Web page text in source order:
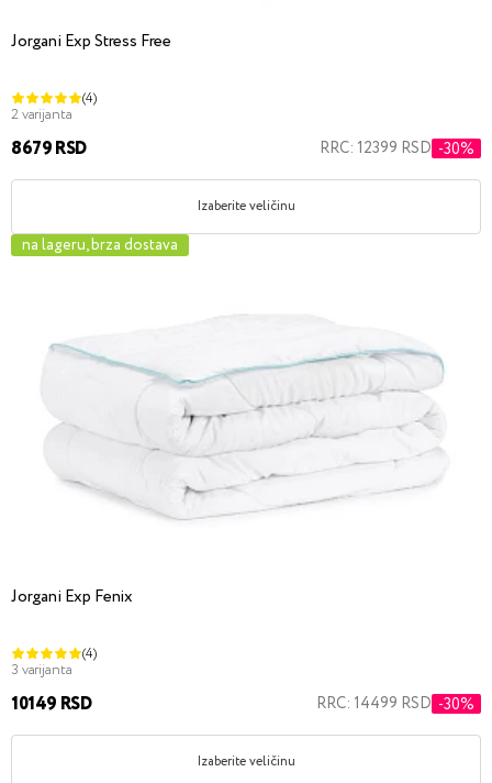
Jorgani Exp Stress Free
(4)
2 varijanta
8679 RSD RRC: 12399 RSD -30%
Izaberite veličinu
na lageru, brza dostava
Jorgani Exp Fenix
(4)
3 varijanta
10149 RSD RRC: 14499 RSD -30%
Izaberite veličinu